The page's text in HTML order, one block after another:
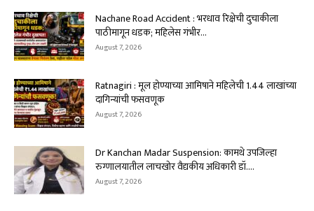
Nachane Road Accident : भरधाव रिक्षेची दुचाकीला
पाठीमागून धडक; महिलेस गंभीर...
August 7, 2026
Ratnagiri : मूल होण्याच्या आमिषाने महिलेची ₹1.44 लाखांच्या
दागिन्यांची फसवणूक
August 7, 2026
Dr Kanchan Madar Suspension: कामथे उपजिल्हा
रुग्णालयातील लाचखोर वैद्यकीय अधिकारी डॉ....
August 7, 2026